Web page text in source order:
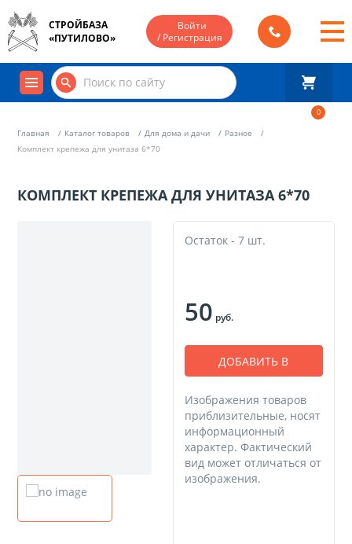
СТРОЙБАЗА
«ПУТИЛОВО»
Войти
/ Регистрация
0
Главная Каталог товаров Для дома и дачи
Разное
Комплект крепежа для унитаза 6*70
КОМПЛЕКТ КРЕПЕЖА ДЛЯ УНИТАЗА 6*70
Остаток - 7 шт.
50 руб.
ДОБАВИТЬ В
Изображения товаров
приблизительные, носят
информационный
характер. Фактический
вид может отличаться от
изображения.